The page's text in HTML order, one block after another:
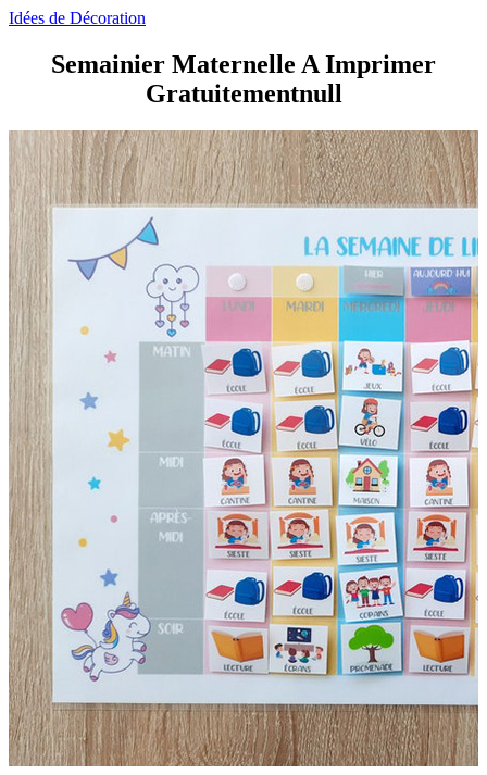
Idées de Décoration
Semainier Maternelle A Imprimer
Gratuitementnull